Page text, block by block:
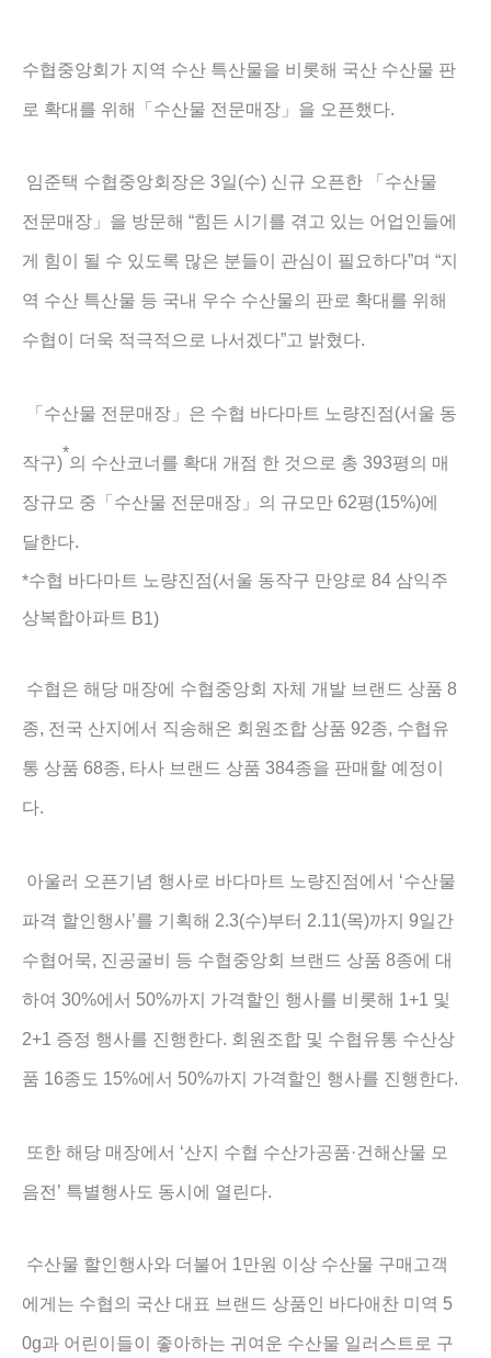
수협중앙회가 지역 수산 특산물을 비롯해 국산 수산물 판
로 확대를 위해 「 수산물 전문매장 」 을 오픈했다
임준택 수협중앙회장은 3일(수) 신규 오픈한 「 수산물
전문매장 」 을 방문해 “힘든 시기를 겪고 있는 어업인들에
게 힘이 될 수 있도록 많은 분들이 관심이 필요하다”며 “지
역 수산 특산물 등 국내 우수 수산물의 판로 확대를 위해
수협이 더욱 적극적으로 나서겠다”고 밝혔다.
「 수산물 전문매장 」 은 수협 바다마트 노량진점(서울 동
작구)
*
의 수산코너를 확대 개점 한 것으로 총 393평의 매
장규모 중 「 수산물 전문매장 」 의 규모만 62평(15%)에
달한다.
*수협 바다마트 노량진점(서울 동작구 만양로 84 삼익주
상복합아파트 B1)
수협은 해당 매장에 수협중앙회 자체 개발 브랜드 상품 8
종, 전국 산지에서 직송해온 회원조합 상품 92종, 수협유
통 상품 68종, 타사 브랜드 상품 384종을 판매할 예정이
다.
아울러 오픈기념 행사로 바다마트 노량진점에서 ‘수산물
파격 할인행사’를 기획해 2.3(수)부터 2.11(목)까지 9일간
수협어묵, 진공굴비 등 수협중앙회 브랜드 상품 8종에 대
하여 30%에서 50%까지 가격할인 행사를 비롯해 1+1 및
2+1 증정 행사를 진행한다. 회원조합 및 수협유통 수산상
품 16종도 15%에서 50%까지 가격할인 행사를 진행한다.
또한 해당 매장에서 ‘산지 수협 수산가공품·건해산물 모
음전 ’ 특별행사도 동시에 열린다
수산물 할인행사와 더불어 1만원 이상 수산물 구매고객
에게는 수협의 국산 대표 브랜드 상품인 바다애찬 미역 5
0g과 어린이들이 좋아하는 귀여운 수산물 일러스트로 구